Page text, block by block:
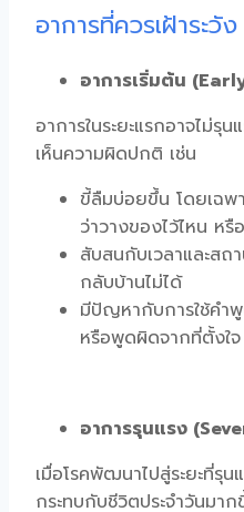
อาการที่ควรเฝ้าระวัง
อาการเริ่มต้น
อาการในระยะแรกอาจไม่รุ
เห็นความผิดปกติ เช่น
ขี้ลืมบ่อยขึ้น โดยเฉพ
ว่าวางของไว้ไหน ห
สับสนกับเวลาและสถ
กลับบ้านไม่ได้
มีปัญหากับการใช้คำ
หรือพูดผิดจากที่ตั้งใจ
อาการรุนแรง
เมื่อโรคพัฒนาไปสู่ระยะที่รุน
กระทบกับชีวิตประจำวันมาก